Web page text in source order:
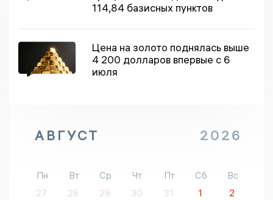
114,84 базисных пунктов
Цена на золото поднялась выше
4 200 долларов впервые с 6
июля
АВГУСТ 2026
Пн Вт Ср Чт Пт Сб
Вс
27
28 29 30 31 1
2